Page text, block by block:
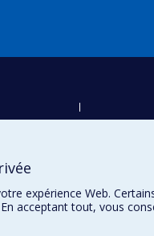
expérience Web.
acceptant tout, vous